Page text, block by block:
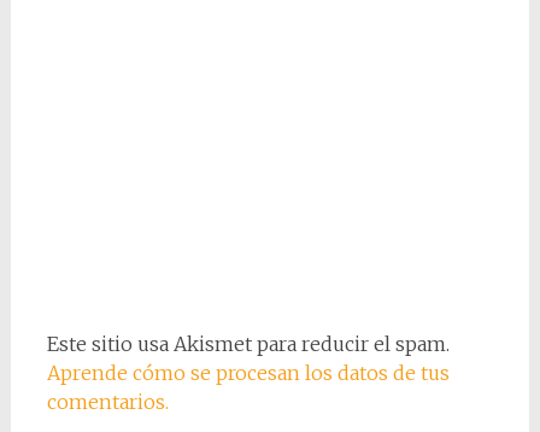
Este sitio usa Akismet para reducir el spam.
Aprende cómo se procesan los datos de tus
comentarios.